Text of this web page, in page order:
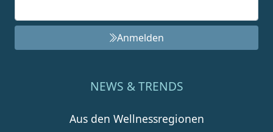
Anmelden
NEWS & TRENDS
Aus den Wellnessregionen